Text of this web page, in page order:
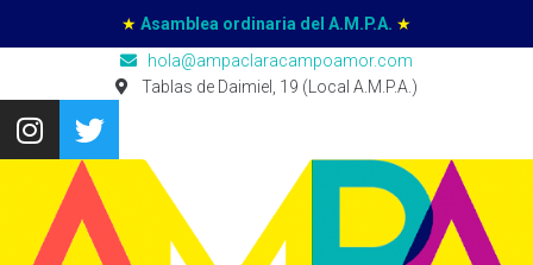
★ Asamblea ordinaria del A.M.P.A. ★
hola@ampaclaracampoamor.com
Tablas de Daimiel, 19 (Local A.M.P.A.)